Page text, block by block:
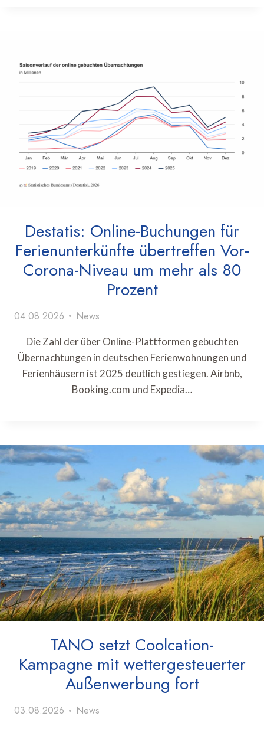
Destatis: Online-Buchungen für
Ferienunterkünfte übertreffen Vor-
Corona-Niveau um mehr als 80
Prozent
04.08.2026 News
Die Zahl der über Online-Plattformen gebuchten
Übernachtungen in deutschen Ferienwohnungen und
Ferienhäusern ist 2025 deutlich gestiegen. Airbnb,
Booking.com und Expedia…
TANO setzt Coolcation-
Kampagne mit wettergesteuerter
Außenwerbung fort
03.08.2026 News